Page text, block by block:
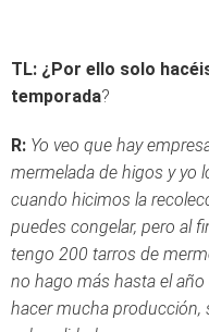
TL: ¿Por ello solo
temporada?
R: Yo veo que hay
mermelada de higos y yo
cuando hicimos la
puedes congelar, pero al
tengo 200 tarros de
no hago más hasta el
hacer mucha producción,